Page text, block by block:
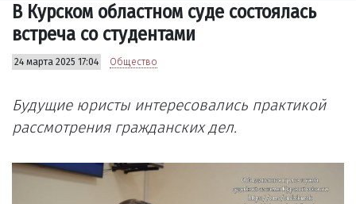
В Курском областном суде состоялась
встреча со студентами
24 марта 2025 17:04 Общество
Будущие юристы интересовались практикой
рассмотрения гражданских дел.